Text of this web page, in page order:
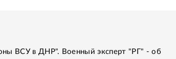
ВСУ в ДНР". Военный эксперт "РГ" - об